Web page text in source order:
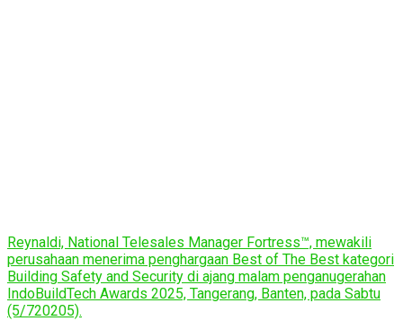
Reynaldi, National Telesales Manager Fortress™️, mewakili
perusahaan menerima penghargaan Best of The Best kategori
Building Safety and Security di ajang malam penganugerahan
IndoBuildTech Awards 2025, Tangerang, Banten, pada Sabtu
(5/720205).